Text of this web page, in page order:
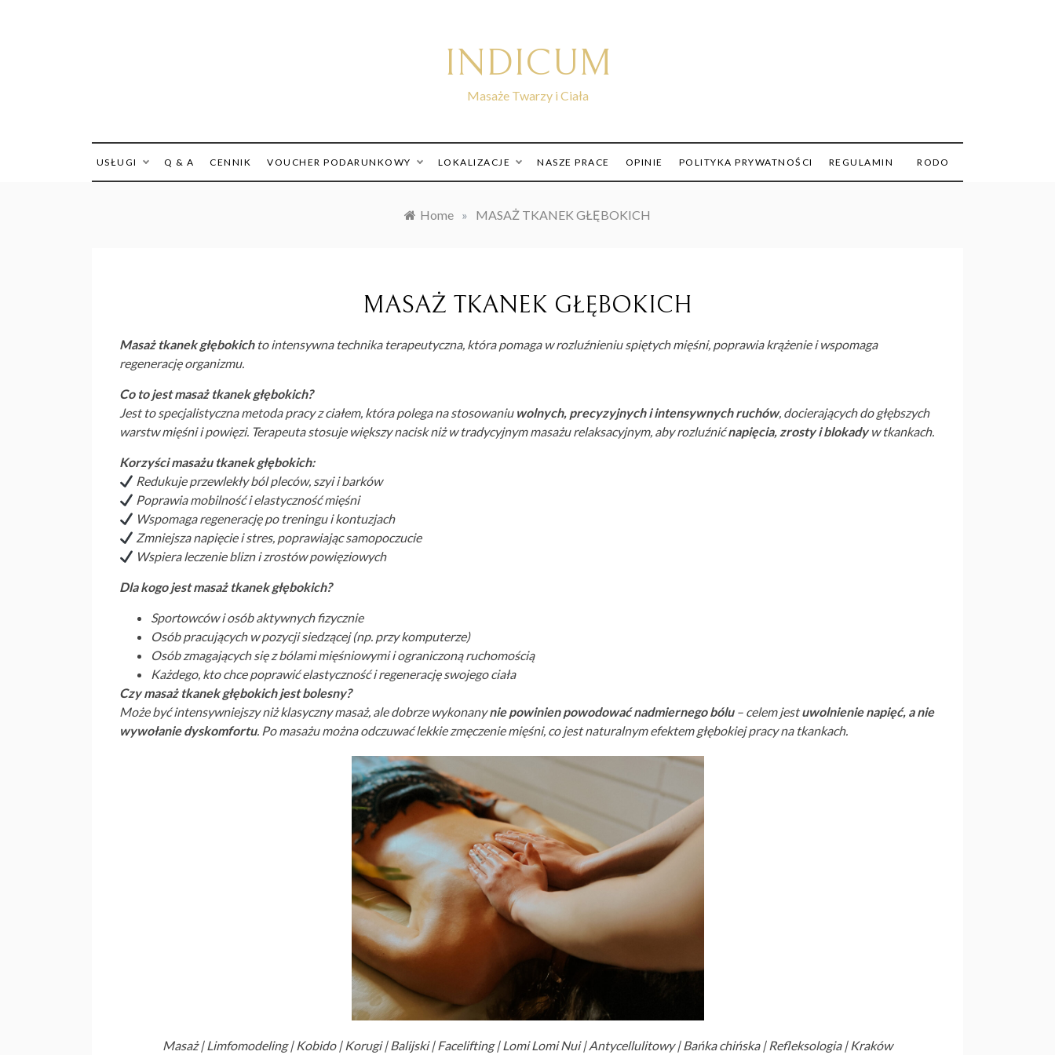
INDICUM
Masaże Twarzy i Ciała
USŁUGI Q & A CENNIK VOUCHER PODARUNKOWY LOKALIZACJE NASZE PRACE OPINIE POLITYKA PRYWATNOŚCI REGULAMIN RODO
Home » MASAŻ TKANEK GŁĘBOKICH
MASAŻ TKANEK GŁĘBOKICH
Masaż tkanek głębokichto intensywna technika terapeutyczna, która pomaga w rozluźnieniu spiętych mięśni, poprawia krążenie i wspomaga
regenerację organizmu.
Co to jest masaż tkanek głębokich?
Jest to specjalistyczna metoda pracy z ciałem, która polega na stosowaniu wolnych, precyzyjnych i intensywnych ruchów, docierających do głębszych
warstw mięśni i powięzi. Terapeuta stosuje większy nacisk niż w tradycyjnym masażu relaksacyjnym, aby rozluźnićnapięcia, zrosty i blokadyw tkankach.
Korzyści masażu tkanek głębokich:
Redukuje przewlekły ból pleców, szyi i barków
Poprawia mobilność i elastyczność mięśni
Wspomaga regenerację po treningu i kontuzjach
Zmniejsza napięcie i stres, poprawiając samopoczucie
Wspiera leczenie blizn i zrostów powięziowych
Dla kogo jest masaż tkanek głębokich?
Sportowców i osób aktywnych fizycznie
Osób pracujących w pozycji siedzącej (np. przy komputerze)
Osób zmagających się z bólami mięśniowymi i ograniczoną ruchomością
Każdego, kto chce poprawić elastyczność i regenerację swojego ciała
Czy masaż tkanek głębokich jest bolesny?
Może być intensywniejszy niż klasyczny masaż, ale dobrze wykonanynie powinien powodować nadmiernego bólu– celem jestuwolnienie napięć, a nie
wywołanie dyskomfortu. Po masażu można odczuwać lekkie zmęczenie mięśni, co jest naturalnym efektem głębokiej pracy na tkankach.
Masaż | Limfomodeling | Kobido | Korugi | Balijski | Facelifting | Lomi Lomi Nui | Antycellulitowy | Bańka chińska | Refleksologia | Kraków